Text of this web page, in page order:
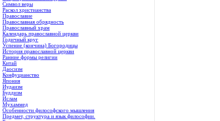
Символ веры
Раскол христианства
Православие
Православная обрядность
Православный храм
Календарь православной церкви
Годичный круг
Успение (кончина) Богородицы
История православной церкви
Ранние формы религии
Китай
Даосизм
Конфуцианство
Япония
Иудаизм
Буддизм
Ислам
Мухаммед
Особенности философского мышления
Предмет, структура и язык философии.